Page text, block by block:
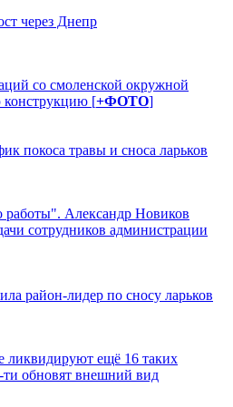
через Днепр
со смоленской окружной
конструкцию [+ФОТО]
покоса травы и сноса ларьков
работы". Александр Новиков
сотрудников администрации
район-лидер по сносу ларьков
ликвидируют ещё 16 таких
ти обновят внешний вид